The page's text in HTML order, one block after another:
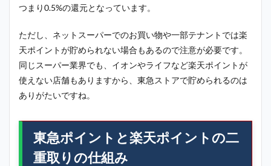
つまり0.5%の還元となっています。
ただし、ネットスーパーでのお買い物や一部テナントでは楽
天ポイントが貯められない場合もあるので注意が必要です。
同じスーパー業界でも、イオンやライフなど楽天ポイントが
使えない店舗もありますから、東急ストアで貯められるのは
ありがたいですね。
東急ポイントと楽天ポイントの二
重取りの仕組み